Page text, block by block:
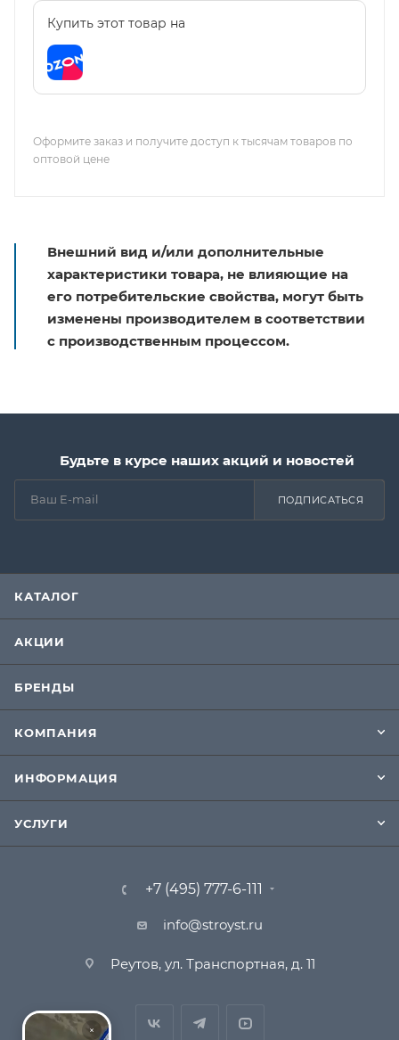
Купить этот товар на
Оформите заказ и получите доступ к тысячам товаров по
оптовой цене
Внешний вид и/или дополнительные
характеристики товара, не влияющие на
его потребительские свойства, могут быть
изменены производителем в соответствии
с производственным процессом.
Будьте в курсе наших акций и новостей
ПОДПИСАТЬСЯ
КАТАЛОГ
АКЦИИ
БРЕНДЫ
КОМПАНИЯ
ИНФОРМАЦИЯ
УСЛУГИ
+7 (495) 777-6-111
info@stroyst.ru
Реутов, ул. Транспортная, д. 11